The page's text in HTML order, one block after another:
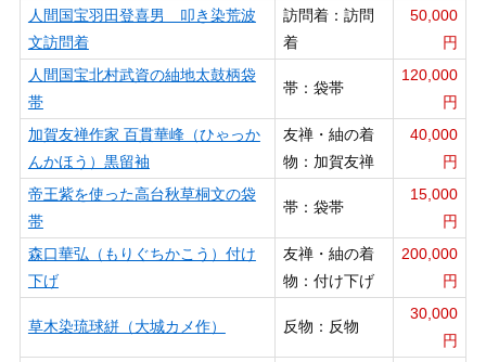
人間国宝羽田登喜男 叩き染荒波
文訪問着
訪問着：訪問
着
50,000
円
人間国宝北村武資の紬地太鼓柄袋
帯
帯：袋帯
120,000
円
加賀友禅作家 百貫華峰（ひゃっか
んかほう）黒留袖
友禅・紬の着
物：加賀友禅
40,000
円
帝王紫を使った高台秋草桐文の袋
帯
帯：袋帯
15,000
円
森口華弘（もりぐちかこう）付け
下げ
友禅・紬の着
物：付け下げ
200,000
円
草木染琉球絣（大城カメ作） 反物：反物
30,000
円